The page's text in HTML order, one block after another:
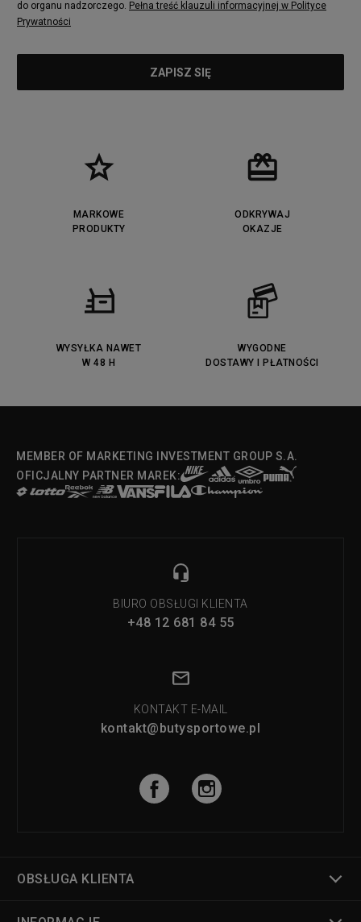
do organu nadzorczego. Pełna treść klauzuli informacyjnej w Polityce
Prywatności
MARKOWE
PRODUKTY
ODKRYWAJ
OKAZJE
WYSYŁKA NAWET
W 48 H
WYGODNE
DOSTAWY I PŁATNOŚCI
MEMBER OF MARKETING INVESTMENT GROUP S.A.
OFICJALNY PARTNER MAREK:
BIURO OBSŁUGI KLIENTA
+48 12 681 84 55
KONTAKT E-MAIL
kontakt@butysportowe.pl
OBSŁUGA KLIENTA